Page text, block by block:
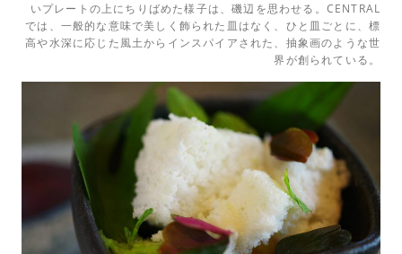
いプレートの上にちりばめた様子は、磯辺を思わせる。CENTRAL
では、一般的な意味で美しく飾られた皿はなく、ひと皿ごとに、標
高や水深に応じた風土からインスパイアされた、抽象画のような世
界が創られている。